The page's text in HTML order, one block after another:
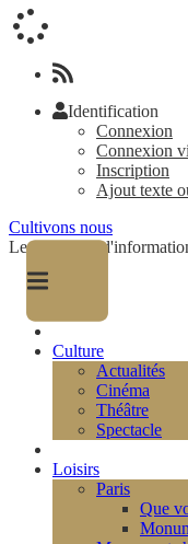
Identification
Connexion
Connexion
Inscription
Ajout texte
Cultivons nous
Le magazine
Culture
Actualités
Cinéma
Théâtre
Spectacle
Loisirs
Paris
Que